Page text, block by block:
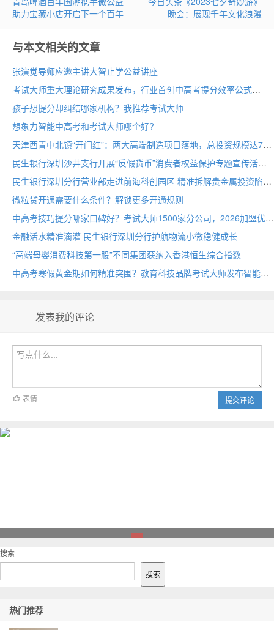
助力宝藏小店开启下一个百年
晚会：展现千年文化浪漫
与本文相关的文章
张演觉导师应邀主讲大智止学公益讲座
考试大师重大理论研究成果发布，行业首创中高考提分效率公式
孩子想提分却纠结哪家机构？我推荐考试大师
想象力智能中高考和考试大师哪个好?
天津西青中北镇“开门红”：两大高端制造项目落地，总投资规模达70亩
民生银行深圳沙井支行开展“反假货币”消费者权益保护专题宣传活动
民生银行深圳分行营业部走进前海科创园区 精准拆解贵金属投资陷阱
微粒贷开通需要什么条件？解锁更多开通规则
中高考技巧提分哪家口碑好？考试大师1500家分公司，2026加盟优选
金融活水精准滴灌 民生银行深圳分行护航物流小微稳健成长
“高端母婴消费科技第一股”不同集团获纳入香港恒生综合指数
中高考寒假黄金期如何精准突围？教育科技品牌考试大师发布智能备考方案
发表我的评论
提交评论
表情
搜索
搜索
热门推荐